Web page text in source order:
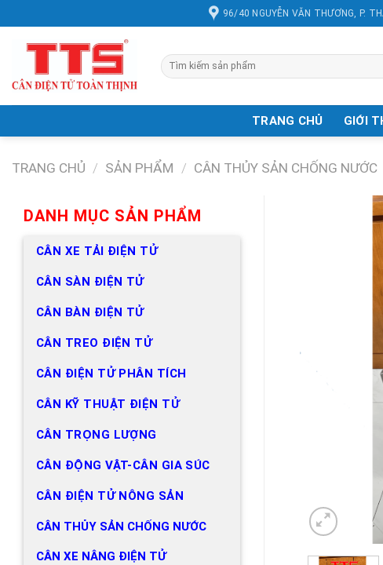
đến
96/40 NGUYỄN VĂN THƯƠNG, P.
Tìm
kiếm:
TRANG CHỦ GIỚI
TRANG CHỦ / SẢN PHẨM / CÂN THỦY SẢN CHỐNG NƯỚC
DANH MỤC SẢN PHẨM
CÂN XE TẢI ĐIỆN TỬ
CÂN SÀN ĐIỆN TỬ
CÂN BÀN ĐIỆN TỬ
CÂN TREO ĐIỆN TỬ
CÂN ĐIỆN TỬ PHÂN TÍCH
CÂN KỸ THUẬT ĐIỆN TỬ
CÂN TRỌNG LƯỢNG
CÂN ĐỘNG VẬT-CÂN GIA SÚC
CÂN ĐIỆN TỬ NÔNG SẢN
CÂN THỦY SẢN CHỐNG NƯỚC
CÂN XE NÂNG ĐIỆN TỬ